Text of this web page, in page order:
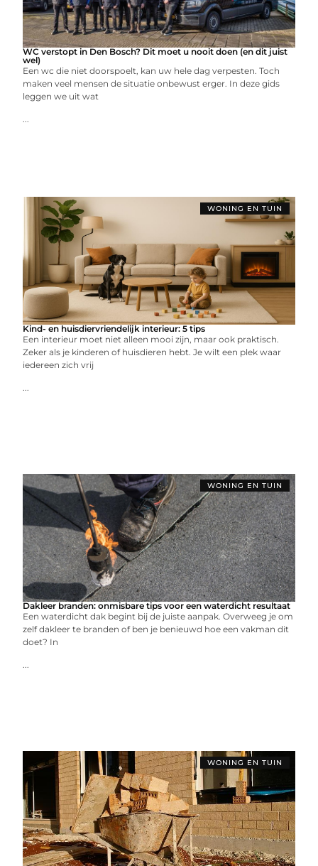
WC verstopt in Den Bosch? Dit moet u nooit doen (en dit juist
wel)
Een wc die niet doorspoelt, kan uw hele dag verpesten. Toch
maken veel mensen de situatie onbewust erger. In deze gids
leggen we uit wat
...
WONING EN TUIN
Kind- en huisdiervriendelijk interieur: 5 tips
Een interieur moet niet alleen mooi zijn, maar ook praktisch.
Zeker als je kinderen of huisdieren hebt. Je wilt een plek waar
iedereen zich vrij
...
WONING EN TUIN
Dakleer branden: onmisbare tips voor een waterdicht resultaat
Een waterdicht dak begint bij de juiste aanpak. Overweeg je om
zelf dakleer te branden of ben je benieuwd hoe een vakman dit
doet? In
...
WONING EN TUIN